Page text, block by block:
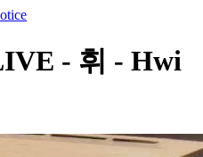
- 휘 - Hwi